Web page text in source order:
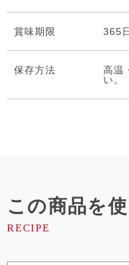
賞味期限 365
保存⽅法
高温
い。
この商品を